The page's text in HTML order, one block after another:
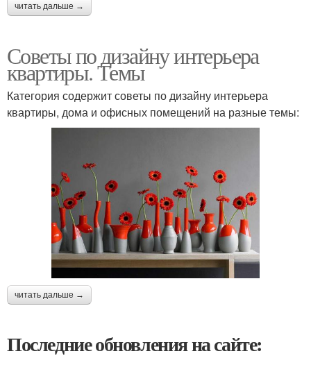
читать дальше →
Советы по дизайну интерьера
квартиры. Темы
Категория содержит советы по дизайну интерьера
квартиры, дома и офисных помещений на разные темы:
читать дальше →
Последние обновления на сайте: